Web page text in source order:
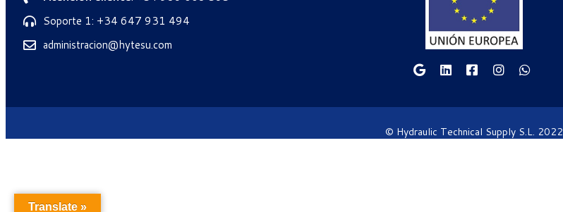
Soporte 1: +34 647 931 494
administracion@hytesu.com
© Hydraulic Technical Supply S.L. 2022
Translate »